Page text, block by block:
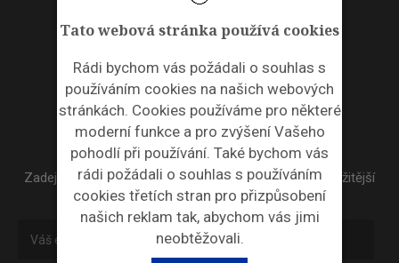
Tato webová stránka používá cookies
Rádi bychom vás požádali o souhlas s
používáním cookies na našich webových
stránkách. Cookies používáme pro některé
moderní funkce a pro zvýšení Vašeho
pohodlí při používání. Také bychom vás
rádi požádali o souhlas s používáním
cookies třetích stran pro přizpůsobení
našich reklam tak, abychom vás jimi
neobtěžovali.
Akce
ODPADNÍ PLASTY
NEWSLETTER
Zadejte váš email a my Vám budeme zasílat ty nejdůležitější
informace, maximálně 1x týdně.